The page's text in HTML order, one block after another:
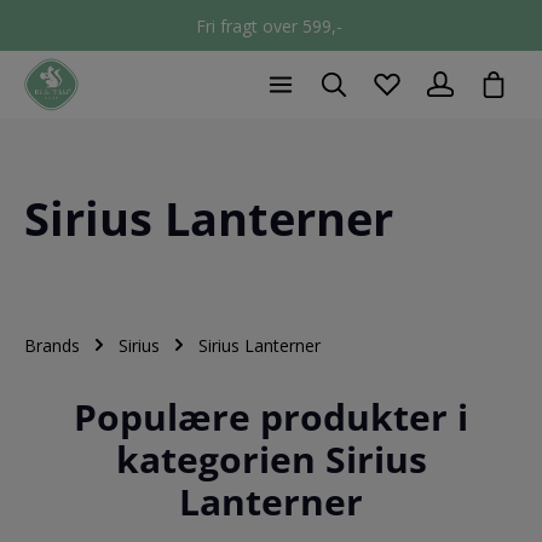
Fri fragt over 599,-
Sirius Lanterner
Brands Sirius Sirius Lanterner
Populære produkter i
kategorien Sirius
Lanterner